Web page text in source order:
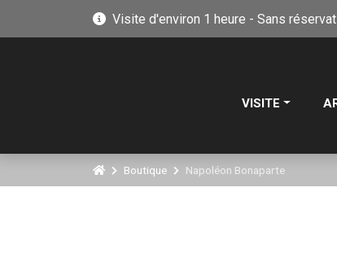
Visite d'environ 1 heure - Sans
VISITE
Boutique Napoléon Bonaparte